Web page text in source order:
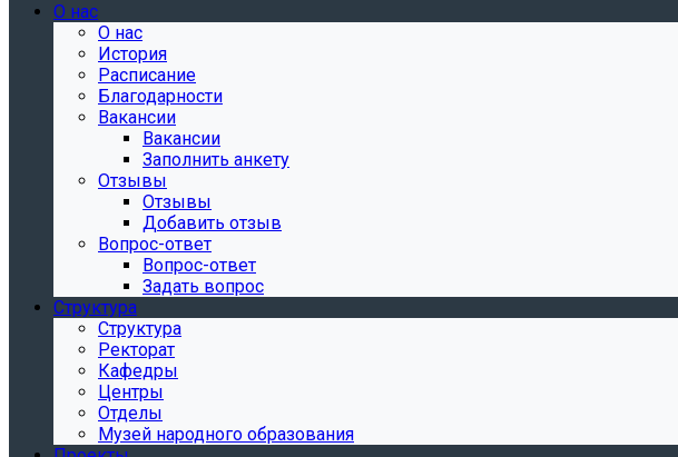
О нас
О нас
История
Расписание
Благодарности
Вакансии
Вакансии
Заполнить анкету
Отзывы
Отзывы
Добавить отзыв
Вопрос-ответ
Вопрос-ответ
Задать вопрос
Структура
Структура
Ректорат
Кафедры
Центры
Отделы
Музей народного образования